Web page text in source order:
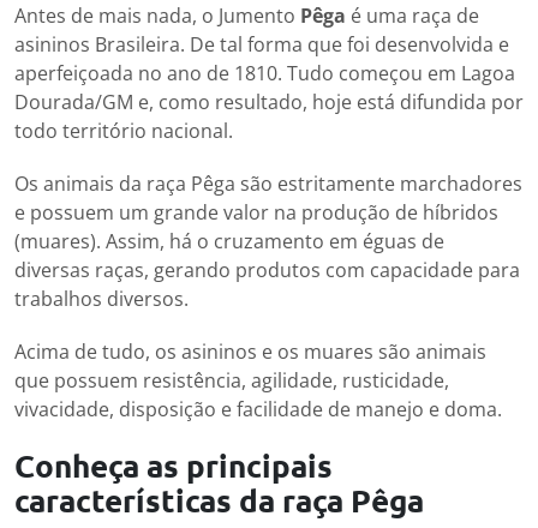
Antes de mais nada, o Jumento Pêga é uma raça de
asininos Brasileira. De tal forma que foi desenvolvida e
aperfeiçoada no ano de 1810. Tudo começou em Lagoa
Dourada/GM e, como resultado, hoje está difundida por
todo território nacional.
Os animais da raça Pêga são estritamente marchadores
e possuem um grande valor na produção de híbridos
(muares). Assim, há o cruzamento em éguas de
diversas raças, gerando produtos com capacidade para
trabalhos diversos.
Acima de tudo, os asininos e os muares são animais
que possuem resistência, agilidade, rusticidade,
vivacidade, disposição e facilidade de manejo e doma.
Conheça as principais
características da raça Pêga